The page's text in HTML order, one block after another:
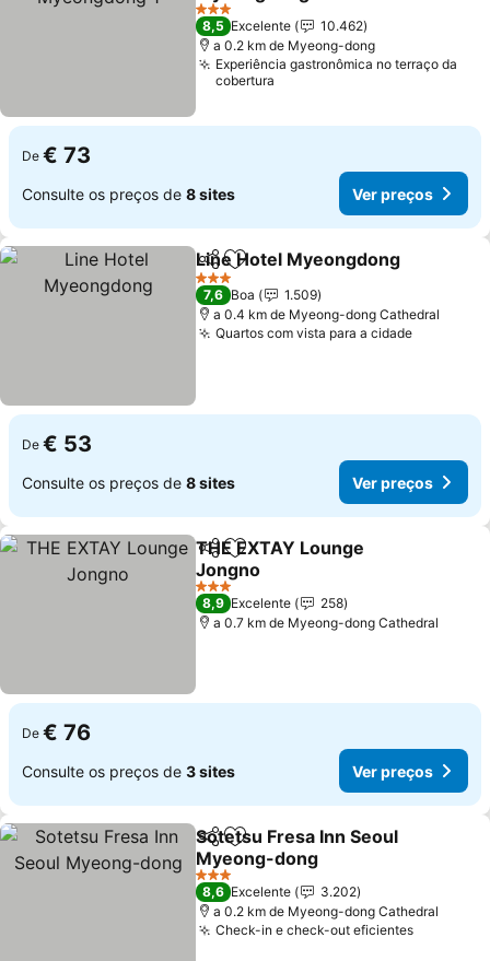
3 Estrelas
8,5 Excelente
10.462
a 0.2 km de Myeong-dong
Experiência gastronômica no terraço da
cobertura
De € 73
Consulte os preços de 8 sites Ver preços
PartilharAdicionar aos favoritos
Line Hotel Myeongdong
3 Estrelas
7,6 Boa
1.509
a 0.4 km de Myeong-dong Cathedral
Quartos com vista para a cidade
De € 53
Consulte os preços de 8 sites Ver preços
PartilharAdicionar aos favoritos
THE EXTAY Lounge
Jongno
3 Estrelas
8,9 Excelente
258
a 0.7 km de Myeong-dong Cathedral
De € 76
Consulte os preços de 3 sites Ver preços
PartilharAdicionar aos favoritos
Sotetsu Fresa Inn Seoul
Myeong-dong
3 Estrelas
8,6 Excelente
3.202
a 0.2 km de Myeong-dong Cathedral
Check-in e check-out eficientes